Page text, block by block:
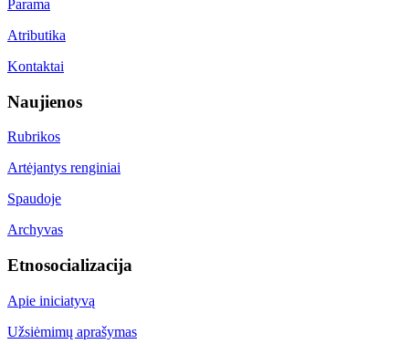
Parama
Atributika
Kontaktai
Naujienos
Rubrikos
Artėjantys renginiai
Spaudoje
Archyvas
Etnosocializacija
Apie iniciatyvą
Užsiėmimų aprašymas